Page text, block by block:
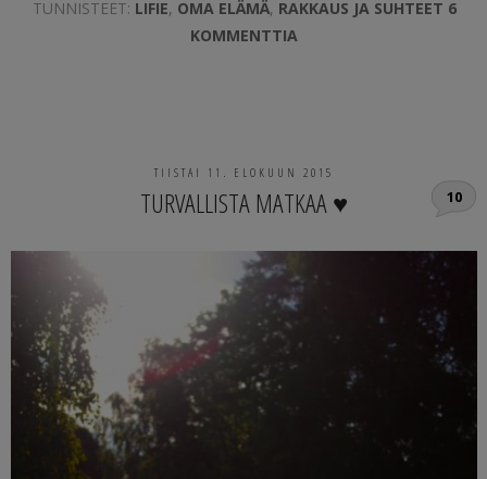
TUNNISTEET: LIFIE, OMA ELÄMÄ, RAKKAUS JA SUHTEET 6
KOMMENTTIA
TIISTAI 11. ELOKUUN 2015
TURVALLISTA MATKAA ♥ 10